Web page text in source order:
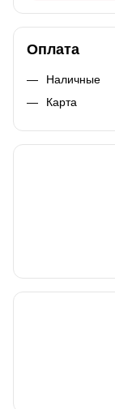
Оплата
Наличные
Карта